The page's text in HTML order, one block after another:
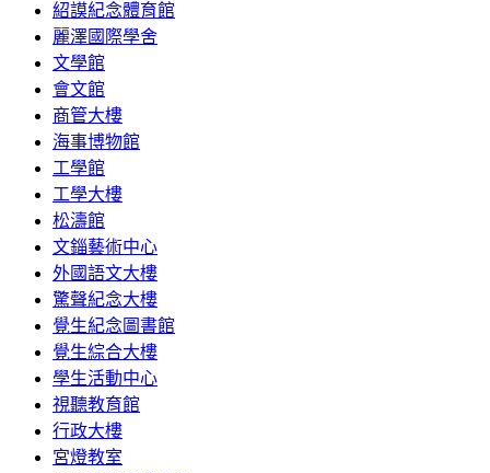
紹謨紀念體育館
麗澤國際學舍
文學館
會文館
商管大樓
海事博物館
工學館
工學大樓
松濤館
文錙藝術中心
外國語文大樓
驚聲紀念大樓
覺生紀念圖書館
覺生綜合大樓
學生活動中心
視聽教育館
行政大樓
宮燈教室